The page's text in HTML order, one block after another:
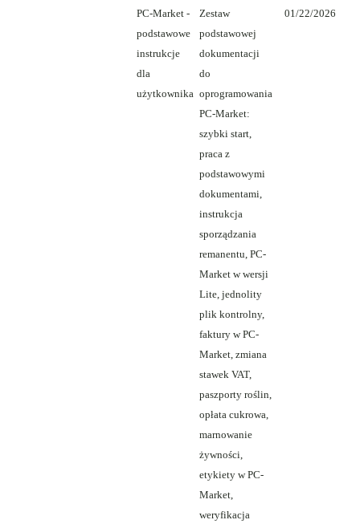
PC-Market -
podstawowe
instrukcje
dla
użytkownika
Zestaw
podstawowej
dokumentacji
do
oprogramowania
PC-Market:
szybki start,
praca z
podstawowymi
dokumentami,
instrukcja
sporządzania
remanentu, PC-
Market w wersji
Lite, jednolity
plik kontrolny,
faktury w PC-
Market, zmiana
stawek VAT,
paszporty roślin,
opłata cukrowa,
marnowanie
żywności,
etykiety w PC-
Market,
weryfikacja
01/22/2026